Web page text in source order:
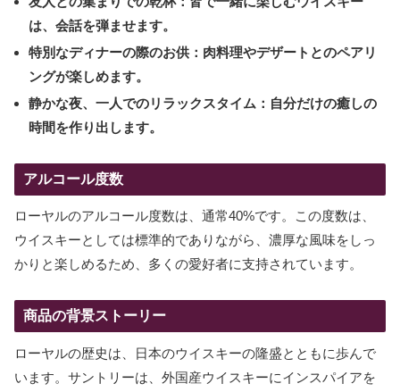
は、会話を弾ませます。
特別なディナーの際のお供：肉料理やデザートとのペアリ
ングが楽しめます。
静かな夜、一人でのリラックスタイム：自分だけの癒しの
時間を作り出します。
アルコール度数
ローヤルのアルコール度数は、通常40%です。この度数は、
ウイスキーとしては標準的でありながら、濃厚な風味をしっ
かりと楽しめるため、多くの愛好者に支持されています。
商品の背景ストーリー
ローヤルの歴史は、日本のウイスキーの隆盛とともに歩んで
います。サントリーは、外国産ウイスキーにインスパイアを